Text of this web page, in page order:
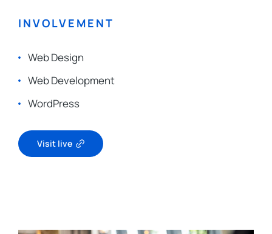
INVOLVEMENT
Web Design
Web Development
WordPress
Visit live